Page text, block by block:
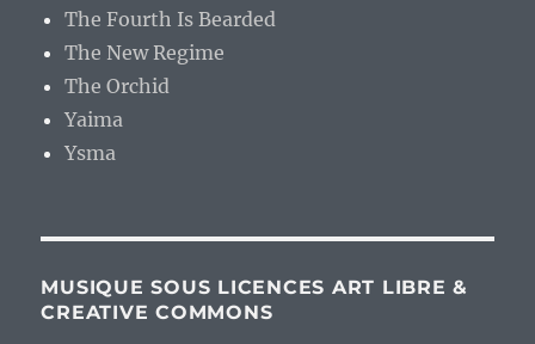
The Fourth Is Bearded
The New Regime
The Orchid
Yaima
Ysma
MUSIQUE SOUS LICENCES ART LIBRE &
CREATIVE COMMONS